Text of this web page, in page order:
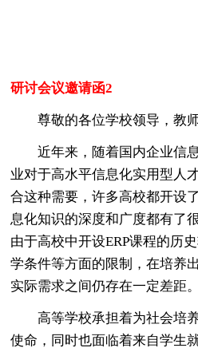
研讨会议邀请函2
尊敬的各位学校领导，教师
近年来，随着国内企业信
业对于高水平信息化实用型人
合这种需要，许多高校都开设
息化知识的深度和广度都有了
由于高校中开设ERP课程的历
学条件等方面的限制，在培养
实际需求之间仍存在一定差距。
高等学校承担着为社会培
使命，同时也面临着来自学生